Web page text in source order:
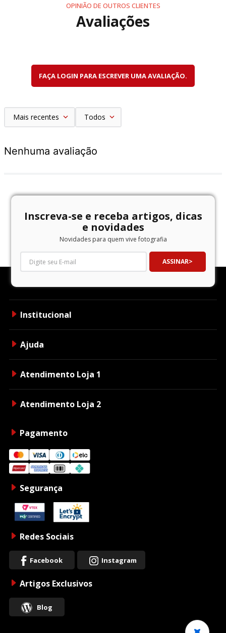
OPINIÃO DE OUTROS CLIENTES
Avaliações
FAÇA LOGIN PARA ESCREVER UMA AVALIAÇÃO.
Mais recentes Todos
Nenhuma avaliação
Inscreva-se e receba artigos, dicas
e novidades
Novidades para quem vive fotografia
ASSINAR
Institucional
Ajuda
Atendimento Loja 1
Atendimento Loja 2
Pagamento
Segurança
Redes Sociais
Facebook Instagram
Artigos Exclusivos
Blog